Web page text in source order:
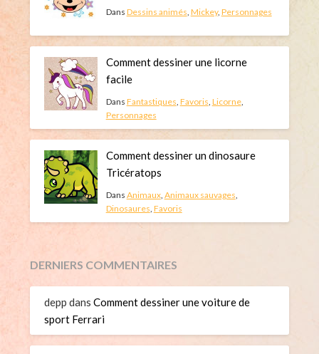
Dans Dessins animés, Mickey, Personnages
Comment dessiner une licorne
facile
Dans Fantastiques, Favoris, Licorne,
Personnages
Comment dessiner un dinosaure
Tricératops
Dans Animaux, Animaux sauvages,
Dinosaures, Favoris
DERNIERS COMMENTAIRES
depp dansComment dessiner une voiture de
sport Ferrari